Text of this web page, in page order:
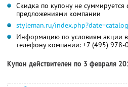
Скидка по купону не
предложениями компании
styleman.ru/
Информацию по условиям акции
телефону компании: +7 (495) 978-
Купон действителен по 3 февраля